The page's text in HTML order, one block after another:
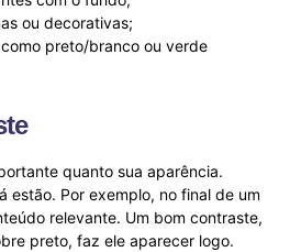
ou decorativas;
preto/branco ou verde
quanto sua aparência.
estão. Por exemplo, no final de um
relevante. Um bom contraste,
preto, faz ele aparecer logo.